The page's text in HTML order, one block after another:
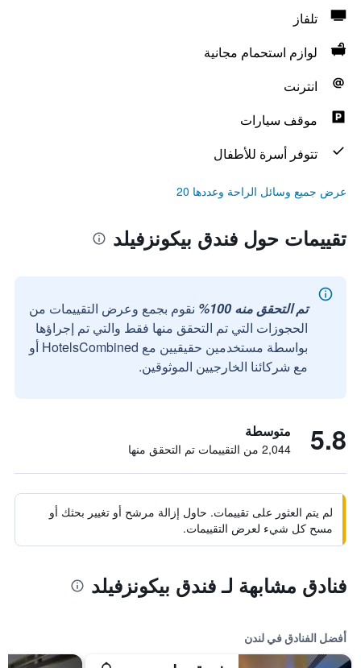
تلفاز
لوازم استحمام مجانية
انترنت
موقف سيارات
تتوفر أسرة للأطفال
عرض جميع وسائل الراحة وعددها 20
تقييمات حول فندق بيكونزفيلد
تم التحقق منه 100%
نقوم بجمع وعرض التقييمات من
الحجوزات التي تم التحقق منها فقط والتي تم إجراؤها
بواسطة مستخدمين حقيقيين مع HotelsCombined أو
مع شركائنا الخارجيين الموثوقين.
5.8 متوسطة
2,044 من التقييمات تم التحقق منها
لم يتم العثور على تقييمات. حاول إزالة مرشح أو تغيير بحثك أو
مسح كل شيء لعرض التقييمات.
فنادق مشابهة لـ فندق بيكونزفيلد
أفضل الفنادق في لندن